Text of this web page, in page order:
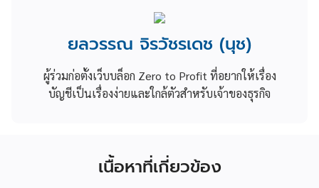
ยลวรรณ จิรวัชรเดช (นุช)
ผู้ร่วมก่อตั้งเว็บบล็อก Zero to Profit ที่อยากให้เรื่อง
บัญชีเป็นเรื่องง่ายและใกล้ตัวสำหรับเจ้าของธุรกิจ
เนื้อหาที่เกี่ยวข้อง